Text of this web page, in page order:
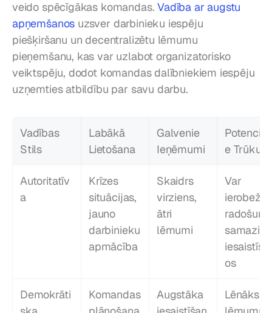
veido spēcīgākas komandas. Vadība ar augstu
apņemšanos uzsver darbinieku iespēju
piešķiršanu un decentralizētu lēmumu
pieņemšanu, kas var uzlabot organizatorisko
veiktspēju, dodot komandas dalībniekiem iespēju
uzņemties atbildību par savu darbu.
Vadības
Stils
Labākā
Lietošana
Galvenie
Ieņēmumi
Potenciāli
e
Autoritatīv
a
Krīzes
situācijas,
jauno
darbinieku
apmācība
Skaidrs
virziens,
ātri
lēmumi
Var
ierobežot
os
Demokrāti
Komandas
Augstāka
Lēnāks